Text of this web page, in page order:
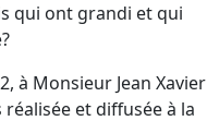
qui ont grandi et qui
à Monsieur Jean Xavier
et diffusée à la